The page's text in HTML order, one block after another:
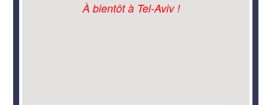
À bientôt à Tel-Aviv !